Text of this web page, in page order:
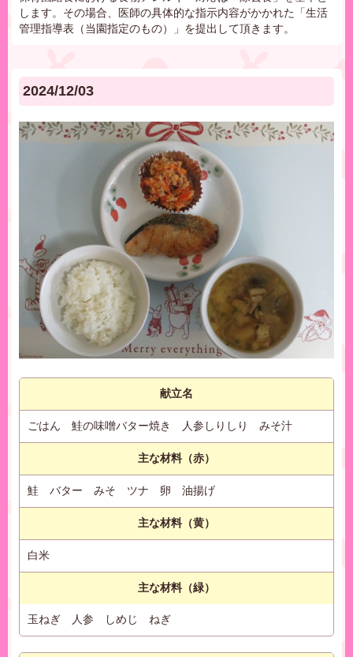
します。その場合、医師の具体的な指示内容がかかれた「生活
管理指導表（当園指定のもの）」を提出して頂きます。
2024/12/03
献立名
ごはん 鮭の味噌バター焼き 人参しりしり みそ汁
主な材料（赤）
鮭 バター みそ ツナ 卵 油揚げ
主な材料（黄）
白米
主な材料（緑）
玉ねぎ 人参 しめじ ねぎ